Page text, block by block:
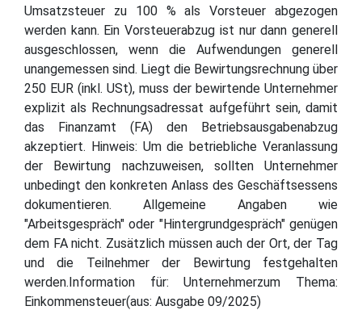
Umsatzsteuer zu 100 % als Vorsteuer abgezogen
werden kann. Ein Vorsteuerabzug ist nur dann generell
ausgeschlossen, wenn die Aufwendungen generell
unangemessen sind. Liegt die Bewirtungsrechnung über
250 EUR (inkl. USt), muss der bewirtende Unternehmer
explizit als Rechnungsadressat aufgeführt sein, damit
das Finanzamt (FA) den Betriebsausgabenabzug
akzeptiert. Hinweis: Um die betriebliche Veranlassung
der Bewirtung nachzuweisen, sollten Unternehmer
unbedingt den konkreten Anlass des Geschäftsessens
dokumentieren. Allgemeine Angaben wie
"Arbeitsgespräch" oder "Hintergrundgespräch" genügen
dem FA nicht. Zusätzlich müssen auch der Ort, der Tag
und die Teilnehmer der Bewirtung festgehalten
werden.Information für: Unternehmerzum Thema:
Einkommensteuer(aus: Ausgabe 09/2025)